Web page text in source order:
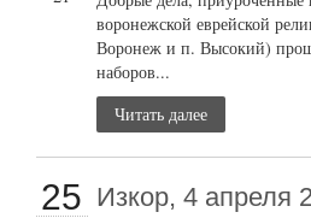
воронежской еврейской
Воронеж и п. Высокий)
наборов...
Читать далее
25 Изкор, 4 апреля